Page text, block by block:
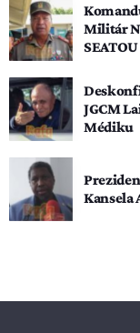
Militár
SEATOU
JGCM
Médiku
Kansela